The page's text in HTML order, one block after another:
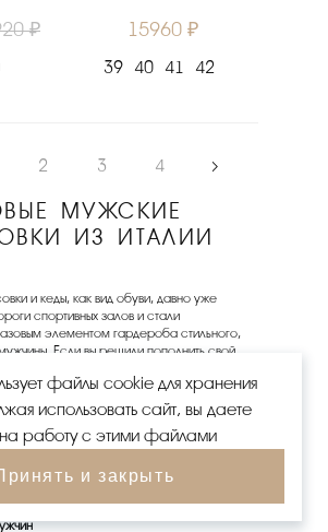
₽ 15960 ₽
39 40 41 42
2 3 4 ›
МУЖСКИЕ
ИЗ ИТАЛИИ
и кеды, как вид обуви, давно уже
спортивных залов и стали
элементом гардероба стильного,
Если вы решили пополнить свой
ревизию! Какой пары Вам не хватает –
на меху, полуспортивных
подошвой из натуральной
быть, ультрамодных ярких кожаных кед
на работу, погулять по городу, взять с
и кедыпремиум-класса для
файлы cookie для хранения
использовать сайт, вы даете
работу с этими файлами
и закрыть